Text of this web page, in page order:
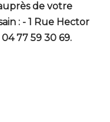
de votre
: - 1 Rue Hector
77 59 30 69.